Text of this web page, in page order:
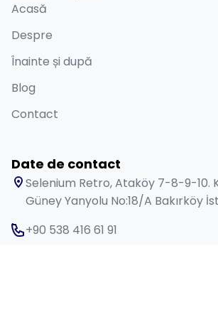
Acasă
Despre
Înainte și după
Blog
Contact
Date de contact
Selenium Retro, Ataköy 7-8-9-10.
Güney Yanyolu No:18/A Bakırköy
+90 538 416 61 91